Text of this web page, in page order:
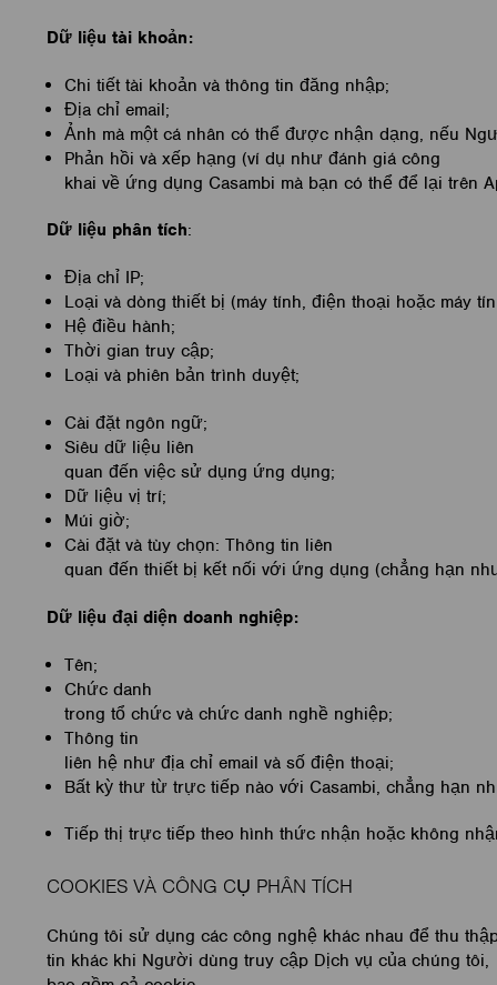
Dữ liệu tài khoản:
Chi tiết tài khoản và thông tin đăng nhập;
Địa chỉ email;
Ảnh mà một cá nhân có thể được nhận dạng, nếu
Phản hồi và xếp hạng (ví dụ như đánh giá công
khai về ứng dụng Casambi mà bạn có thể để lại trên
Dữ liệu phân tích:
Địa chỉ IP;
Loại và dòng thiết bị (máy tính, điện thoại hoặc máy
Hệ điều hành;
Thời gian truy cập;
Loại và phiên bản trình duyệt;
Cài đặt ngôn ngữ;
Siêu dữ liệu liên
quan đến việc sử dụng ứng dụng;
Dữ liệu vị trí;
Múi giờ;
Cài đặt và tùy chọn: Thông tin liên
quan đến thiết bị kết nối với ứng dụng (chẳng hạn
Dữ liệu đại diện doanh nghiệp:
Tên;
Chức danh
trong tổ chức và chức danh nghề nghiệp;
Thông tin
liên hệ như địa chỉ email và số điện thoại;
Bất kỳ thư từ trực tiếp nào với Casambi, chẳng hạn
Tiếp thị trực tiếp theo hình thức nhận hoặc không
COOKIES VÀ CÔNG CỤ PHÂN TÍCH
Chúng tôi sử dụng các công nghệ khác nhau để thu
tin khác khi Người dùng truy cập Dịch vụ của chúng tôi,